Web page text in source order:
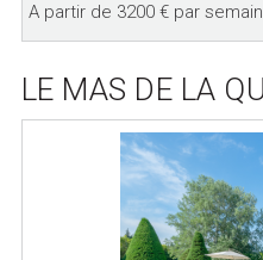
A partir de 3200 € par
LE MAS DE LA